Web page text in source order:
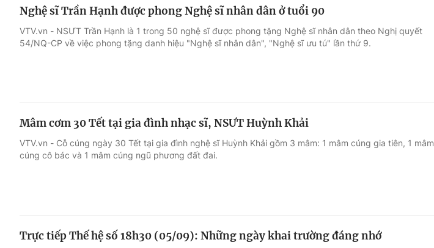
Nghệ sĩ Trần Hạnh được phong Nghệ sĩ nhân dân ở tuổi 90
VTV.vn - NSƯT Trần Hạnh là 1 trong 50 nghệ sĩ được phong tặng Nghệ sĩ nhân dân theo Nghị quyết
54/NQ-CP về việc phong tặng danh hiệu "Nghệ sĩ nhân dân", "Nghệ sĩ ưu tú" lần thứ 9.
Mâm cơm 30 Tết tại gia đình nhạc sĩ, NSƯT Huỳnh Khải
VTV.vn - Cỗ cúng ngày 30 Tết tại gia đình nghệ sĩ Huỳnh Khải gồm 3 mâm: 1 mâm cúng gia tiên, 1 mâm
cúng cô bác và 1 mâm cúng ngũ phương đất đai.
Trực tiếp Thế hệ số 18h30 (05/09): Những ngày khai trường đáng nhớ